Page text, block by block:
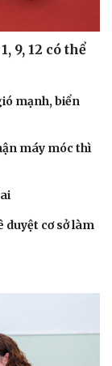
9, 12 có thể
mạnh, biển
máy móc thì
duyệt cơ sở làm